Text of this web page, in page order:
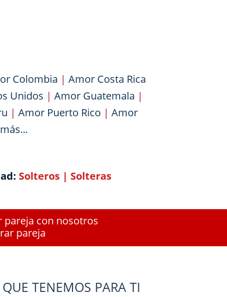
Colombia | Amor Costa Rica
Unidos | Amor Guatemala |
| Amor Puerto Rico | Amor
más...
Solteros| Solteras
pareja con nosotros
pareja
TENEMOS PARA TI